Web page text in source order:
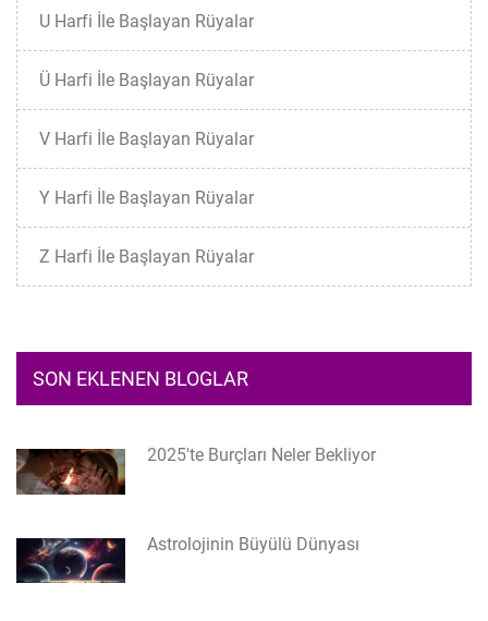
U Harfi İle Başlayan Rüyalar
Ü Harfi İle Başlayan Rüyalar
V Harfi İle Başlayan Rüyalar
Y Harfi İle Başlayan Rüyalar
Z Harfi İle Başlayan Rüyalar
SON EKLENEN BLOGLAR
2025'te Burçları Neler Bekliyor
Astrolojinin Büyülü Dünyası